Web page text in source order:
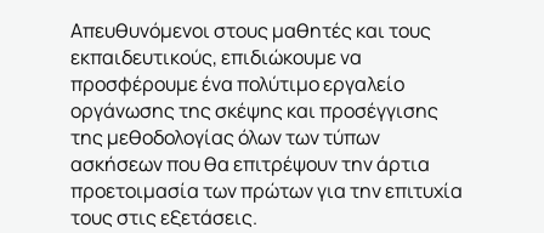
Απευθυνόμενοι στους μαθητές και τους
εκπαιδευτικούς, επιδιώκουμε να
προσφέρουμε ένα πολύτιμο εργαλείο
οργάνωσης της σκέψης και προσέγγισης
της μεθοδολογίας όλων των τύπων
ασκήσεων που θα επιτρέψουν την άρτια
προετοιμασία των πρώτων για την επιτυχία
τους στις εξετάσεις.